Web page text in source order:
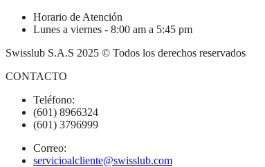
Horario de Atención
Lunes a viernes - 8:00 am a 5:45 pm
Swisslub S.A.S 2025 © Todos los derechos reservados
CONTACTO
Teléfono:
(601) 8966324
(601) 3796999
Correo:
servicioalcliente@swisslub.com